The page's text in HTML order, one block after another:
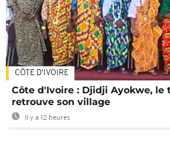
CÔTE D'IVOIRE
Côte d'Ivoire : Djidji Ayokwe, le
retrouve son village
Il y a 12 heures